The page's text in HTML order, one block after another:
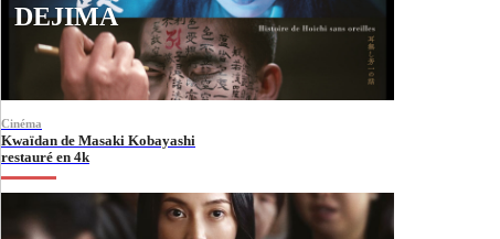
DEJIMA
Cinéma
Kwaïdan de Masaki Kobayashi
restauré en 4k